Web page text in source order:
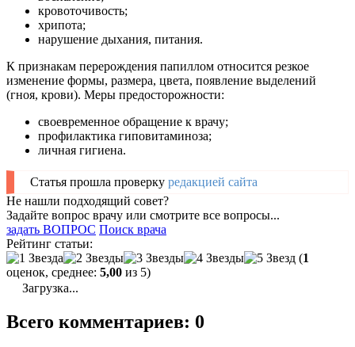
кровоточивость;
хрипота;
нарушение дыхания, питания.
К признакам перерождения папиллом относится резкое
изменение формы, размера, цвета, появление выделений
(гноя, крови). Меры предосторожности:
своевременное обращение к врачу;
профилактика гиповитаминоза;
личная гигиена.
Статья прошла проверку редакцией сайта
Не нашли подходящий совет?
Задайте вопрос врачу или смотрите все вопросы...
задать ВОПРОС Поиск врача
Рейтинг статьи:
(1
оценок, среднее: 5,00 из 5)
Загрузка...
Всего комментариев: 0